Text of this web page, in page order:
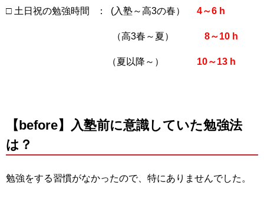
□ 土日祝の勉強時間 ： (入塾～高3の春） 4～6 h
（高3春～夏） 8～10 h
（夏以降～） 10～13 h
【before】入塾前に意識していた勉強法
は？
勉強をする習慣がなかったので、特にありませんでした。